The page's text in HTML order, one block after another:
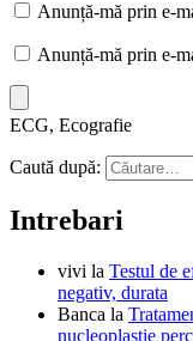
Anunță-mă prin e-
Anunță-mă prin e-
ECG, Ecografie
Caută după:
Intrebari
vivi la Testul de
negativ, durata
Banca la
nucleoplastie